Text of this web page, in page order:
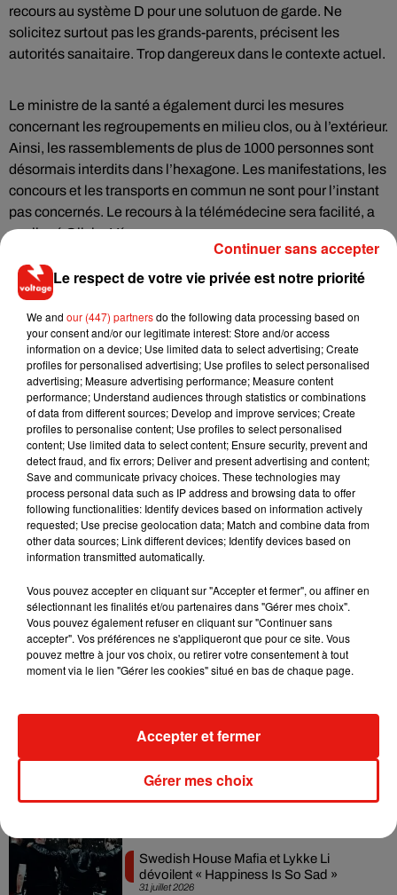
recours au système D pour une solutuon de garde. Ne
solicitez surtout pas les grands-parents, précisent les
autorités sanaitaire. Trop dangereux dans le contexte actuel.
Le ministre de la santé a également durci les mesures
concernant les regroupements en milieu clos, ou à l’extérieur.
Ainsi, les rassemblements de plus de 1000 personnes sont
désormais interdits dans l’hexagone. Les manifestations, les
concours et les transports en commun ne sont pour l’instant
pas concernés. Le recours à la télémédecine sera facilité, a
expliqué Olivier Véran.
Musique
7 août 2026
RÜFÜS DU SOL annonce un nouvel
album après sa tournée mondiale
7 août 2026
Angèle et Amélie Lens dévoilent leur
collaboration tant attendue
6 août 2026
Il y a 10 ans, DJ Snake changeait de
dimension avec son premier...
Fred again.. et Latin Mafia dévoilent enfin
31 juillet 2026
Swedish House Mafia et Lykke Li
dévoilent « Happiness Is So Sad »
Le respect de votre vie privée est notre priorité
We and our (447) partnersdo the following data processing based on
your consent and/or our legitimate interest: Store and/or access
information on a device; Use limited data to select advertising; Create
profiles for personalised advertising; Use profiles to select personalised
advertising; Measure advertising performance; Measure content
performance; Understand audiences through statistics or combinations
of data from different sources; Develop and improve services; Create
profiles to personalise content; Use profiles to select personalised
content; Use limited data to select content; Ensure security, prevent and
detect fraud, and fix errors; Deliver and present advertising and content;
Save and communicate privacy choices. These technologies may
process personal data such as IP address and browsing data to offer
following functionalities: Identify devices based on information actively
requested; Use precise geolocation data; Match and combine data from
other data sources; Link different devices; Identify devices based on
information transmitted automatically.
Vous pouvez accepter en cliquant sur "Accepter et fermer", ou affiner en
sélectionnant les finalités et/ou partenaires dans "Gérer mes choix".
Vous pouvez également refuser en cliquant sur "Continuer sans
accepter". Vos préférences ne s'appliqueront que pour ce site. Vous
pouvez mettre à jour vos choix, ou retirer votre consentement à tout
moment via le lien "Gérer les cookies" situé en bas de chaque page.
Gérer mes choix
Accepter et fermer
Continuer sans accepter